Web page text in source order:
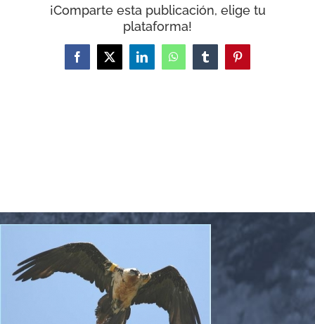
¡Comparte esta publicación, elige tu
plataforma!
Facebook
X LinkedInWhatsAppTumblrPinterest